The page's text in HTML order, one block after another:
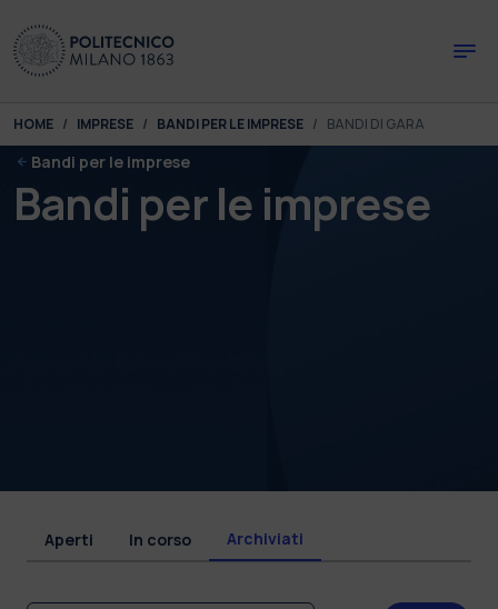
You are here:
HOME IMPRESE BANDI PER LE IMPRESE BANDI DI GARA
Bandi per le imprese
Bandi per le imprese
Aperti In corso Archiviati